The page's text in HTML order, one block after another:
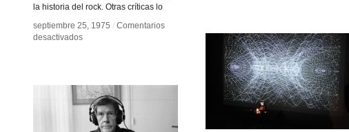
la historia del rock. Otras críticas lo
septiembre 25, 1975 / Comentarios
desactivadosen
septiembre 25, 1975 / Comentarios
desactivadosen